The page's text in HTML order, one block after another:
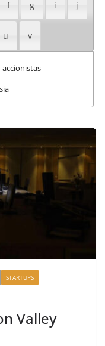
f g i j
u v
accionistas
STARTUPS
Valley